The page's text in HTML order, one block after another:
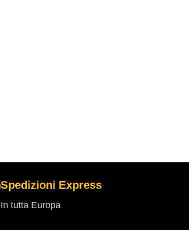
Spedizioni Express
In tutta Europa